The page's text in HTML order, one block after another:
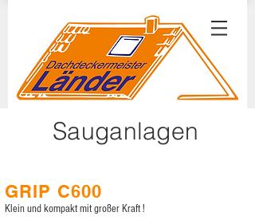
Sauganlagen
GRIP C600
Klein und kompakt mit großer Kraft !